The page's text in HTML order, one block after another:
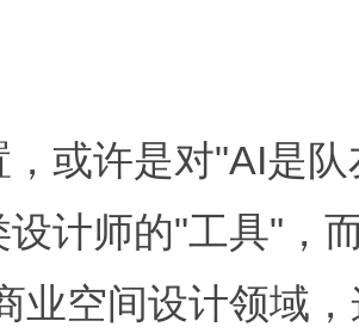
，或许是对"AI是
设计师的"工具"，
业空间设计领域